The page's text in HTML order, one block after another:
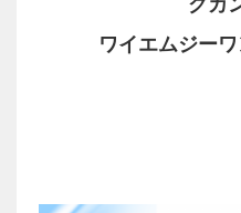
グカ
ワイエムジーワ